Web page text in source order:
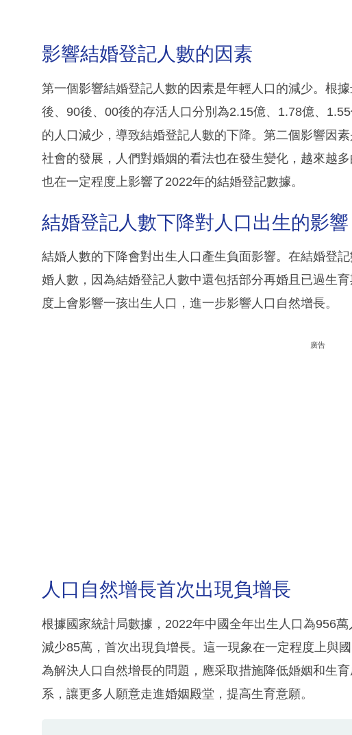
影響結婚登記人數的因素
第一個影響結婚登記人數的因素是年輕人口的減少。根
後、90後、00後的存活人口分別為2.15億、1.78億、
的人口減少，導致結婚登記人數的下降。第二個影響因
社會的發展，人們對婚姻的看法也在發生變化，越來越
也在一定程度上影響了2022年的結婚登記數據。
結婚登記人數下降對人口出生的影響
結婚人數的下降會對出生人口產生負面影響。在結婚登
婚人數，因為結婚登記人數中還包括部分再婚且已過生
度上會影響一孩出生人口，進一步影響人口自然增長。
廣告
人口自然增長首次出現負增長
根據國家統計局數據，2022年中國全年出生人口為956
減少85萬，首次出現負增長。這一現象在一定程度上與
為解決人口自然增長的問題，應采取措施降低婚姻和生
系，讓更多人願意走進婚姻殿堂，提高生育意願。